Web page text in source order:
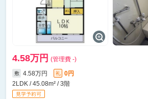
4.58万円 (管理費 -)
敷 4.58万円 礼
0円
2LDK / 45.08m² / 3階